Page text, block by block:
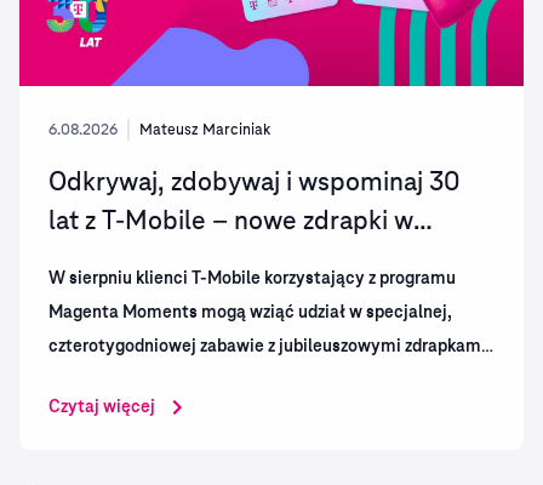
6.08.2026 Mateusz Marciniak
Odkrywaj, zdobywaj i wspominaj 30
lat z T-Mobile – nowe zdrapki w
W sierpniu klienci T-Mobile korzystający z programu
Magenta Moments mogą wziąć udział w specjalnej,
czterotygodniowej zabawie z jubileuszowymi zdrapkami.
kolejnych niespodzianek, zdobywania Serc oraz
Czytaj więcej